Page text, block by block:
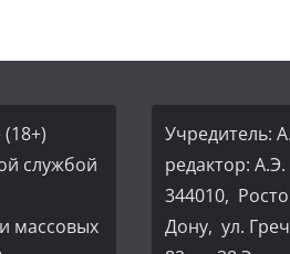
службой
массовых
Учредитель:
редактор:
344010,
Дону, ул.